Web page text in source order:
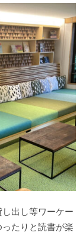
出し等ワーケー
たりと読書が楽